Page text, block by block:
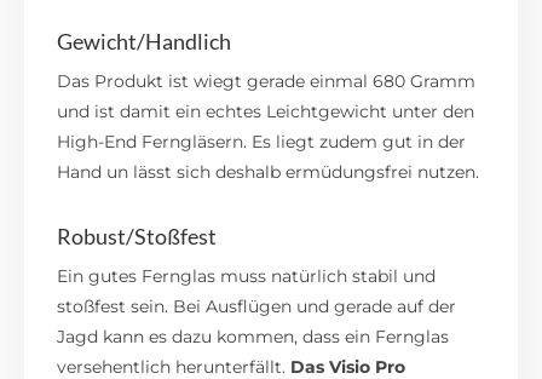
Gewicht/Handlich
Das Produkt ist wiegt gerade einmal 680 Gramm
und ist damit ein echtes Leichtgewicht unter den
High-End Ferngläsern. Es liegt zudem gut in der
Hand un lässt sich deshalb ermüdungsfrei nutzen.
Robust/Stoßfest
Ein gutes Fernglas muss natürlich stabil und
stoßfest sein. Bei Ausflügen und gerade auf der
Jagd kann es dazu kommen, dass ein Fernglas
versehentlich herunterfällt. Das Visio Pro